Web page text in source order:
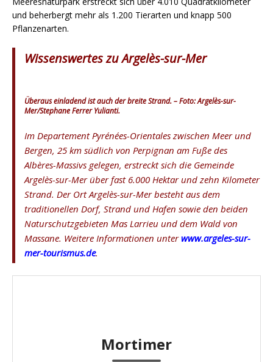
und beherbergt mehr als 1.200 Tierarten und knapp 500
Pflanzenarten.
Wissenswertes zu Argelès-sur-Mer
Überaus einladend ist auch der breite Strand. – Foto: Argelès-sur-
Mer/Stephane Ferrer Yulianti.
Im Departement Pyrénées-Orientales zwischen Meer und
Bergen, 25 km südlich von Perpignan am Fuße des
Albères-Massivs gelegen, erstreckt sich die Gemeinde
Argelès-sur-Mer über fast 6.000 Hektar und zehn Kilometer
Strand. Der Ort Argelès-sur-Mer besteht aus dem
traditionellen Dorf, Strand und Hafen sowie den beiden
Naturschutzgebieten Mas Larrieu und dem Wald von
Massane. Weitere Informationen unterwww.argeles-sur-
mer-tourismus.de.
Mortimer